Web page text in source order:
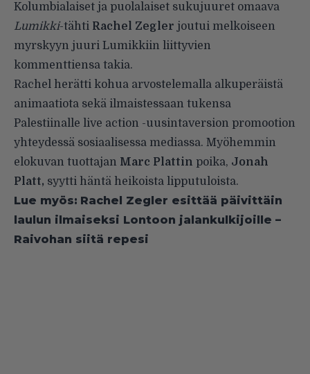
Kolumbialaiset ja puolalaiset sukujuuret omaava
Lumikki-tähti Rachel Zegler joutui melkoiseen
myrskyyn juuri Lumikkiin liittyvien
kommenttiensa takia.
Rachel herätti kohua arvostelemalla alkuperäistä
animaatiota sekä ilmaistessaan tukensa
Palestiinalle live action -uusintaversion promootion
yhteydessä sosiaalisessa mediassa. Myöhemmin
elokuvan tuottajan Marc Plattin poika, Jonah
Platt, syytti häntä heikoista lipputuloista.
Lue myös: Rachel Zegler esittää päivittäin
laulun ilmaiseksi Lontoon jalankulkijoille –
Raivohan siitä repesi